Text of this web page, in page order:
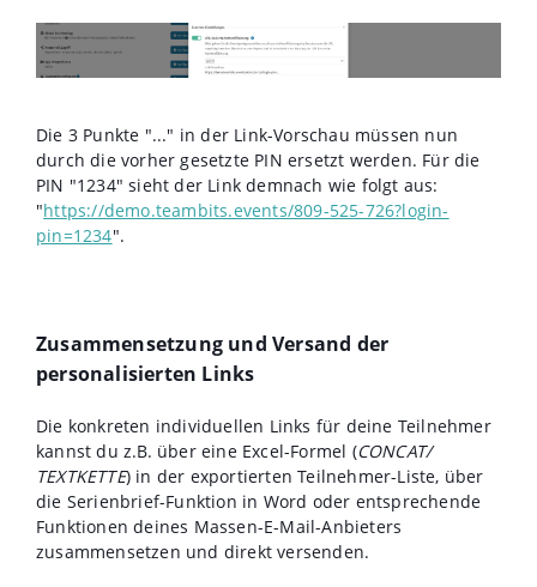
Die 3 Punkte "..." in der Link-Vorschau müssen nun
durch die vorher gesetzte PIN ersetzt werden. Für die
PIN "1234" sieht der Link demnach wie folgt aus:
"https://demo.teambits.events/809-525-726?login-
pin=1234".
Zusammensetzung und Versand der
personalisierten Links
Die konkreten individuellen Links für deine Teilnehmer
kannst du z.B. über eine Excel-Formel (CONCAT/
TEXTKETTE) in der exportierten Teilnehmer-Liste, über
die Serienbrief-Funktion in Word oder entsprechende
Funktionen deines Massen-E-Mail-Anbieters
zusammensetzen und direkt versenden.